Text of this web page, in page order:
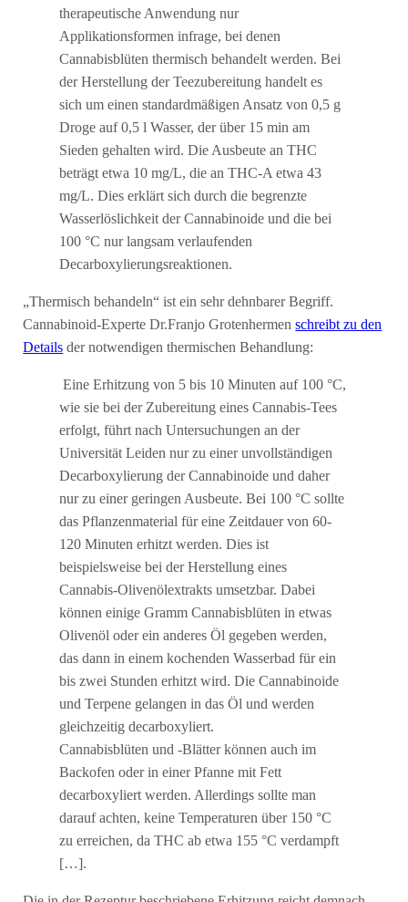
therapeutische Anwendung nur
Applikationsformen infrage, bei denen
Cannabisblüten thermisch behandelt werden. Bei
der Herstellung der Teezubereitung handelt es
sich um einen standardmäßigen Ansatz von 0,5 g
Droge auf 0,5 l Wasser, der über 15 min am
Sieden gehalten wird. Die Ausbeute an THC
beträgt etwa 10 mg/L, die an THC-A etwa 43
mg/L. Dies erklärt sich durch die begrenzte
Wasserlöslichkeit der Cannabinoide und die bei
100 °C nur langsam verlaufenden
Decarboxylierungsreaktionen.
„Thermisch behandeln“ ist ein sehr dehnbarer Begriff.
Cannabinoid-Experte Dr.Franjo Grotenhermenschreibt zu den
Details der notwendigen thermischen Behandlung:
Eine Erhitzung von 5 bis 10 Minuten auf 100 °C,
wie sie bei der Zubereitung eines Cannabis-Tees
erfolgt, führt nach Untersuchungen an der
Universität Leiden nur zu einer unvollständigen
Decarboxylierung der Cannabinoide und daher
nur zu einer geringen Ausbeute. Bei 100 °C sollte
das Pflanzenmaterial für eine Zeitdauer von 60-
120 Minuten erhitzt werden. Dies ist
beispielsweise bei der Herstellung eines
Cannabis-Olivenölextrakts umsetzbar. Dabei
können einige Gramm Cannabisblüten in etwas
Olivenöl oder ein anderes Öl gegeben werden,
das dann in einem kochenden Wasserbad für ein
bis zwei Stunden erhitzt wird. Die Cannabinoide
und Terpene gelangen in das Öl und werden
gleichzeitig decarboxyliert.
Cannabisblüten und -Blätter können auch im
Backofen oder in einer Pfanne mit Fett
decarboxyliert werden. Allerdings sollte man
darauf achten, keine Temperaturen über 150 °C
zu erreichen, da THC ab etwa 155 °C verdampft
[…].